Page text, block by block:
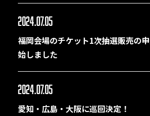
2024.07.05
福岡会場のチケット1次抽選販売の
始しました
2024.07.05
愛知・広島・大阪に巡回決定！